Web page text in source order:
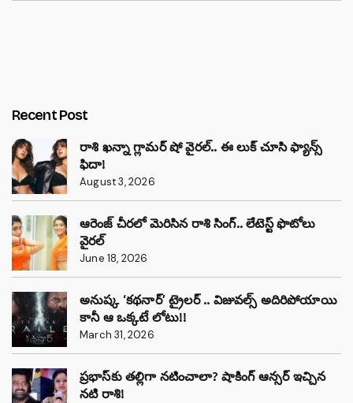
Recent Post
రాశి ఖన్నా గ్లామర్ షో వైరల్.. ఈ లుక్ చూసి ఫ్యాన్స్
ఫిదా!
August 3, 2026
ఆరెంజ్ చీరలో మెరిసిన రాశి సింగ్.. లేటెస్ట్ ఫొటోలు
వైరల్
June 18, 2026
అనుష్క ‘కథనార్’ ట్రైలర్ .. విజువల్స్ అదిరిపోయాయి
కానీ ఆ ఒక్కటే లోటు!!
March 31, 2026
ప్రభాస్‌కు తల్లిగా నటించాలా? షాకింగ్ ఆన్సర్ ఇచ్చిన
నటి రాశి!